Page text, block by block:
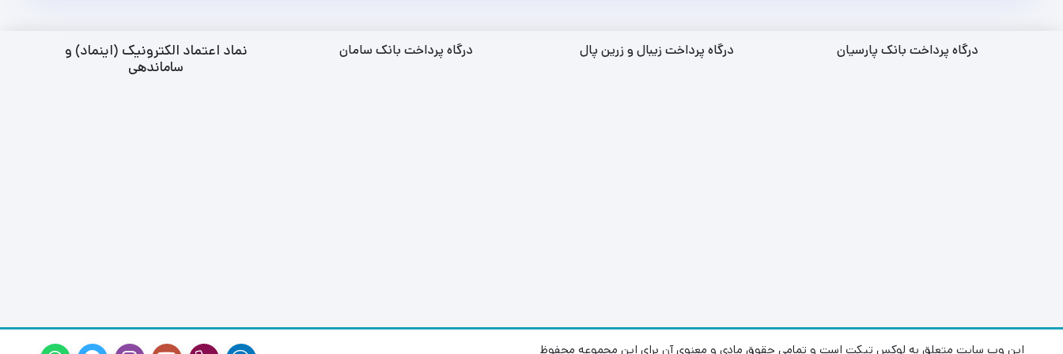
درگاه پرداخت بانک پارسیان درگاه پرداخت زیبال و زرین پال درگاه پرداخت بانک سامان
نماد اعتماد الکترونیک (اینماد) و
ساماندهی
این وب سایت متعلق به لوکس تیکت است و تمامی حقوق مادی و معنوی آن برای این مجموعه محفوظ